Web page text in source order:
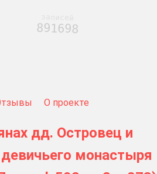
О проекте
дд. Островец и
монастыря
891698